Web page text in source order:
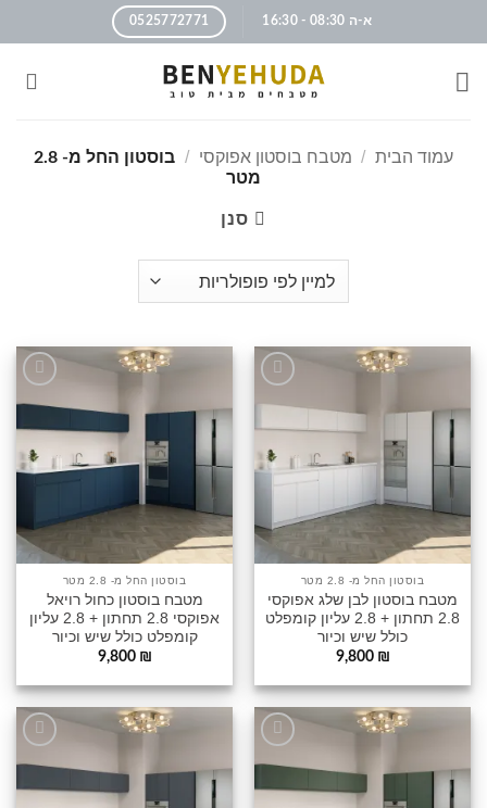
א-ה 08:30 - 16:30 0525772771
עמוד הבית / מטבח בוסטון אפוקסי /
בוסטון החל מ- 2.8
מטר
סנן
הוסף
שלי
בוסטון החל מ- 2.8 מטר
מטבח בוסטון לבן שלג אפוקסי
2.8 תחתון + 2.8 עליון קומפלט
כולל שיש וכיור
9,800 ₪
הוסף
שלי
בוסטון החל מ- 2.8 מטר
מטבח בוסטון כחול רויאל
אפוקסי 2.8 תחתון + 2.8 עליון
קומפלט כולל שיש וכיור
9,800 ₪
הוסף
שלי
הוסף
שלי